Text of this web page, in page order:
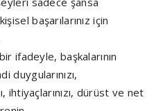
başarılarınız için
ifadeyle, başkalarının
duygularınızı,
ihtiyaçlarınızı, dürüst ve net